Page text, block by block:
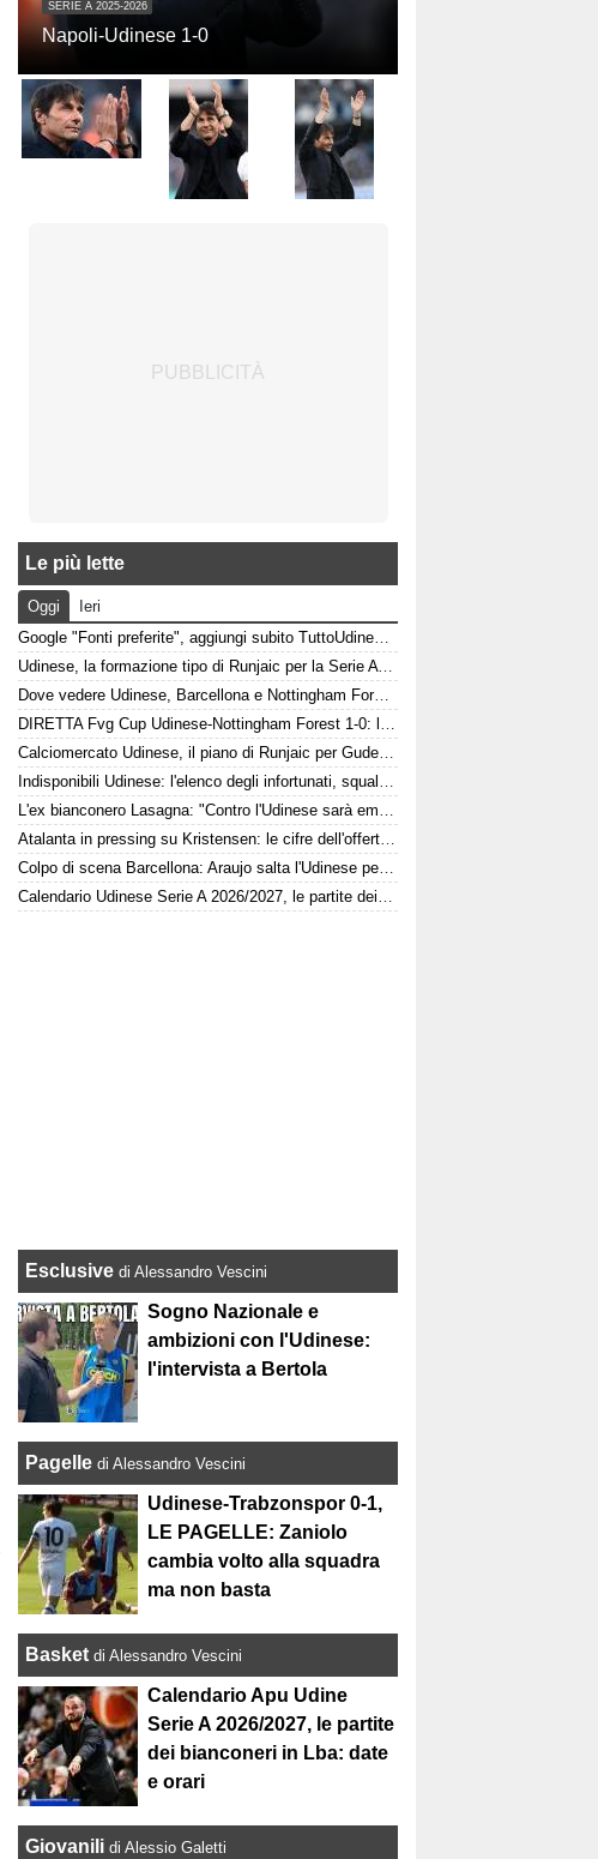
SERIE A 2025-2026
Napoli-Udinese 1-0
Le più lette
Oggi
Ieri
Google "Fonti preferite", aggiungi subito TuttoUdinese e personalizza le tue notizie
Udinese, la formazione tipo di Runjaic per la Serie A 2026/2027
Dove vedere Udinese, Barcellona e Nottingham Forest in tv e streaming | FVG Cup
DIRETTA Fvg Cup Udinese-Nottingham Forest 1-0: la sblocca Solet!
Calciomercato Udinese, il piano di Runjaic per Gudelj: l'ex Siviglia avrà un nuovo ruolo
Indisponibili Udinese: l'elenco degli infortunati, squalificati e diffidati
L'ex bianconero Lasagna: "Contro l'Udinese sarà emozionante, proveremo a vincere"
Atalanta in pressing su Kristensen: le cifre dell'offerta e la netta condizione dell'Udinese
Colpo di scena Barcellona: Araujo salta l'Udinese per volare a Liverpool! Le 3 assenze di Flick
Calendario Udinese Serie A 2026/2027, le partite dei bianconeri: date e orari
Esclusive di Alessandro Vescini
Sogno Nazionale e
ambizioni con l'Udinese:
l'intervista a Bertola
Pagelle di Alessandro Vescini
Udinese-Trabzonspor 0-1,
LE PAGELLE: Zaniolo
cambia volto alla squadra
ma non basta
Basket di Alessandro Vescini
Calendario Apu Udine
Serie A 2026/2027, le partite
dei bianconeri in Lba: date
e orari
Giovanili di Alessio Galetti